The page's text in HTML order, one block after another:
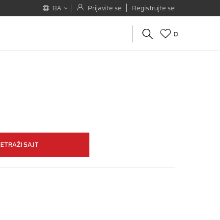
Prijavite se Registrujte se
BA
0
SAJT